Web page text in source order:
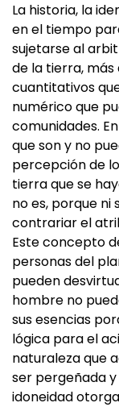
La historia, la
en el tiempo
sujetarse al
de la tierra, más
cuantitativos
numérico que
comunidades.
que son y no
percepción de
tierra que se
no es, porque ni
contrariar el
Este concepto
personas del
pueden
hombre no
sus esencias
lógica para el
naturaleza que
ser pergeñada
idoneidad